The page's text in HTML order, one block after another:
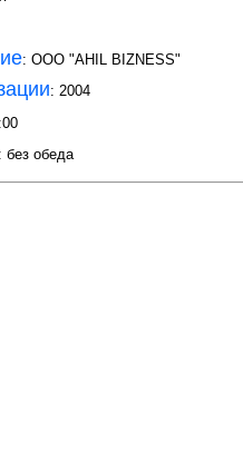
: OOO "AHIL BIZNESS"
: 2004
: без обеда